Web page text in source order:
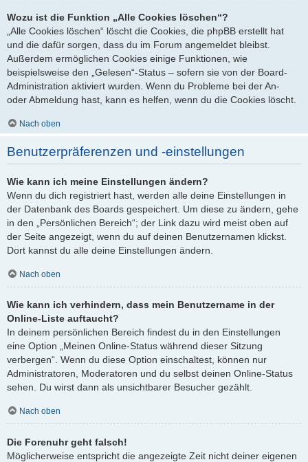
Wozu ist die Funktion „Alle Cookies löschen“?
„Alle Cookies löschen“ löscht die Cookies, die phpBB erstellt hat
und die dafür sorgen, dass du im Forum angemeldet bleibst.
Außerdem ermöglichen Cookies einige Funktionen, wie
beispielsweise den „Gelesen“-Status – sofern sie von der Board-
Administration aktiviert wurden. Wenn du Probleme bei der An-
oder Abmeldung hast, kann es helfen, wenn du die Cookies löscht.
Nach oben
Benutzerpräferenzen und -einstellungen
Wie kann ich meine Einstellungen ändern?
Wenn du dich registriert hast, werden alle deine Einstellungen in
der Datenbank des Boards gespeichert. Um diese zu ändern, gehe
in den „Persönlichen Bereich“; der Link dazu wird meist oben auf
der Seite angezeigt, wenn du auf deinen Benutzernamen klickst.
Dort kannst du alle deine Einstellungen ändern.
Nach oben
Wie kann ich verhindern, dass mein Benutzername in der
Online-Liste auftaucht?
In deinem persönlichen Bereich findest du in den Einstellungen
eine Option „Meinen Online-Status während dieser Sitzung
verbergen“. Wenn du diese Option einschaltest, können nur
Administratoren, Moderatoren und du selbst deinen Online-Status
sehen. Du wirst dann als unsichtbarer Besucher gezählt.
Nach oben
Die Forenuhr geht falsch!
Möglicherweise entspricht die angezeigte Zeit nicht deiner eigenen